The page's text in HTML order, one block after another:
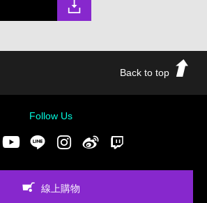
Back to top
Follow Us
FacebookYoutubeLINE Instgram新浪微博
線上購物